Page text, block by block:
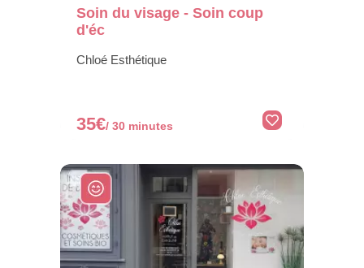
Soin du visage - Soin coup
d'éc
Chloé Esthétique
35€/ 30 minutes